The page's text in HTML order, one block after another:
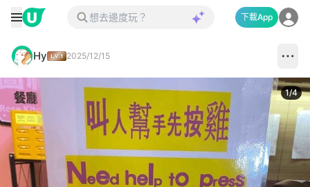
下載App
Hy 2025/12/15
1/4